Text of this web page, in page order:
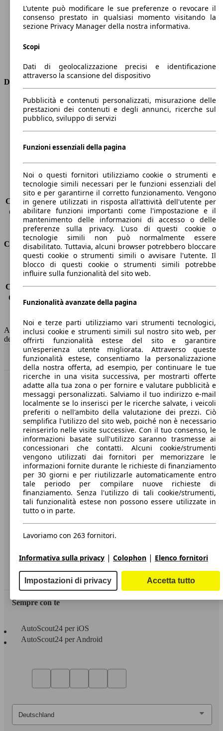
Coppia
200 nm
Cilindrata
998 ccm
Carburante
Elettrica/Benzina
Trasmissione
Dimensioni
Lunghezza
4070 mm
Altezza
1450 mm
Larghezza
Peso massimo
1680 kg
Sedili
5
Carico sul tetto
-
Capacità di traino (senza freni) -
Capacità di traino (con freni)
900 kg
Volume del bagagliaio
325 - 1103 l
Consumi
Emissioni di CO2*
96 g/km (komb.)
Consumo (urbano)
4.7 l/100km
Consumo (extra-urbano) 3.9 l/100km
Consumo (combinato)*
4.2 l/100km
Capacità del serbatoio
45 l
AutoScout24 non si assume alcuna responsabilità per la correttezza
dei dati.
Torna su
Benvenuti su AutoScout24, il mercato auto europeo.
Società
A proposito di AutoScout24
Stampa
Media
Condizioni generali
Informazioni
Privacy
Dichiarazione di Accessibilità
Servizi
Area rivenditori
Sempre con te
AutoScout24 per iOS
AutoScout24 per Android
L’utente può modificare le sue preferenze o revocare il
consenso prestato in qualsiasi momento visitando la
sezione Privacy Manager della nostra informativa.
Scopi
Dati di geolocalizzazione precisi e identificazione
attraverso la scansione del dispositivo
Pubblicità e contenuti personalizzati, misurazione delle
prestazioni dei contenuti e degli annunci, ricerche sul
pubblico, sviluppo di servizi
Funzioni essenziali della pagina
Noi o questi fornitori utilizziamo cookie o strumenti e
tecnologie simili necessari per le funzioni essenziali del
sito e per garantirne il corretto funzionamento. Vengono
in genere utilizzati in risposta all'attività dell'utente per
abilitare funzioni importanti come l'impostazione e il
mantenimento delle informazioni di accesso o delle
preferenze sulla privacy. L'uso di questi cookie o
tecnologie simili non può normalmente essere
disabilitato. Tuttavia, alcuni browser potrebbero bloccare
questi cookie o strumenti simili o avvisare l'utente. Il
blocco di questi cookie o strumenti simili potrebbe
influire sulla funzionalità del sito web.
Funzionalità avanzate della pagina
Noi e terze parti utilizziamo vari strumenti tecnologici,
inclusi cookie e strumenti simili sul nostro sito web, per
offrirti funzionalità estese del sito e garantire
un'esperienza utente migliorata. Attraverso queste
funzionalità estese, consentiamo la personalizzazione
della nostra offerta, ad esempio, per continuare le tue
ricerche in una visita successiva, per mostrarti offerte
adatte alla tua zona o per fornire e valutare pubblicità e
messaggi personalizzati. Salviamo il tuo indirizzo e-mail
localmente se lo inserisci per le ricerche salvate, i veicoli
preferiti o nell'ambito della valutazione dei prezzi. Ciò
semplifica l'utilizzo del sito web, poiché non è necessario
reinserirlo nelle visite successive. Con il tuo consenso, le
informazioni basate sull'utilizzo saranno trasmesse ai
concessionari che contatti. Alcuni cookie/strumenti
vengono utilizzati dai fornitori per memorizzare le
informazioni fornite durante le richieste di finanziamento
per 30 giorni e per riutilizzarle automaticamente entro
tale periodo per compilare nuove richieste di
finanziamento. Senza l'utilizzo di tali cookie/strumenti,
tali funzionalità estese non possono essere utilizzate in
tutto o in parte.
Lavoriamo con 263 fornitori.
Informativa sulla privacy | Colophon | Elenco fornitori
Impostazioni di privacy Accetta tutto